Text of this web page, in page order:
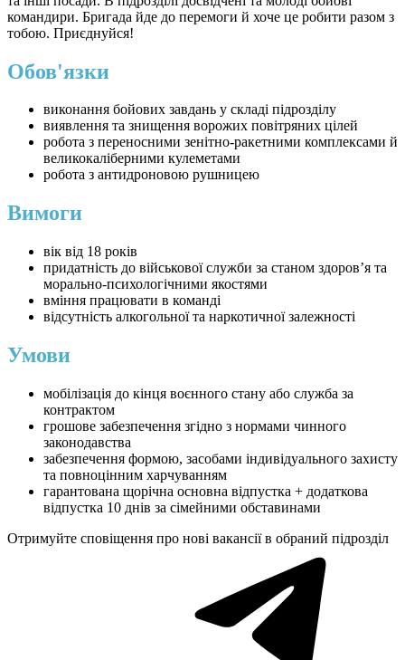
командири. Бригада йде до перемоги й хоче це робити разом з
тобою. Приєднуйся!
Обов'язки
виконання бойових завдань у складі підрозділу
виявлення та знищення ворожих повітряних цілей
робота з переносними зенітно-ракетними комплексами й
великокаліберними кулеметами
робота з антидроновою рушницею
Вимоги
вік від 18 років
придатність до військової служби за станом здоров’я та
морально-психологічними якостями
вміння працювати в команді
відсутність алкогольної та наркотичної залежності
Умови
мобілізація до кінця воєнного стану або служба за
контрактом
грошове забезпечення згідно з нормами чинного
законодавства
забезпечення формою, засобами індивідуального захисту
та повноцінним харчуванням
гарантована щорічна основна відпустка + додаткова
відпустка 10 днів за сімейними обставинами
Отримуйте сповіщення про нові вакансії в обраний підрозділ